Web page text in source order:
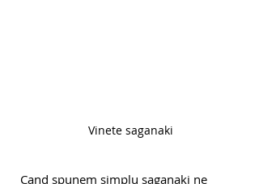
Vinete saganaki
Cand spunem simplu saganaki ne